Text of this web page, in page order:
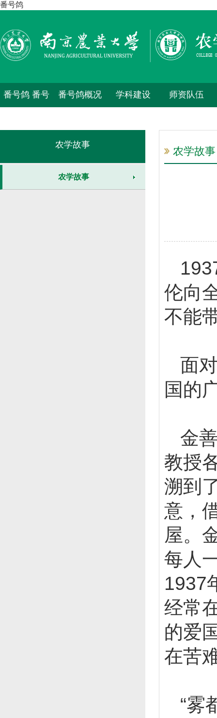
番号鸽
番号鸽 番号 番号鸽概况 学科建设 师资队伍
农学故事
农学故事
农学故事
伦向
不能
面
国的
金
教授
溯到
意，
屋。
每人
1937
经常
的爱
在苦
“雾